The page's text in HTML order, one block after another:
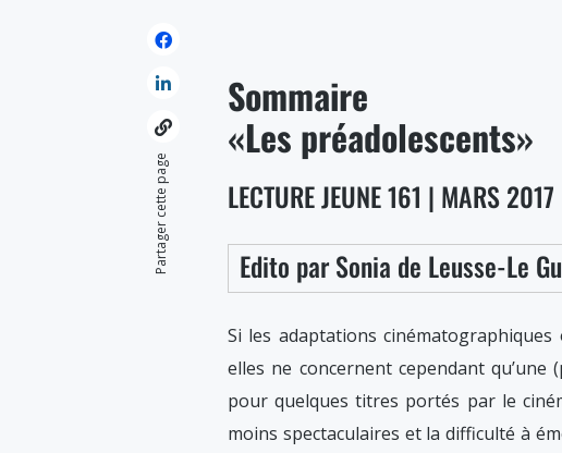
Partager cette page
Sommaire
«Les préadolescents»
LECTURE JEUNE 161 | MARS 2017
Edito par Sonia de Leusse-Le
Si les adaptations
elles ne concernent cependant
pour quelques titres portés par le
moins spectaculaires et la difficulté à